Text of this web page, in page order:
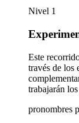
Nivel 1
Este
través de los
trabajarán
pronombres